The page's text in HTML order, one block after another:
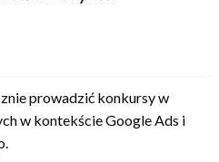
prowadzić konkursy w
w kontekście Google Ads i